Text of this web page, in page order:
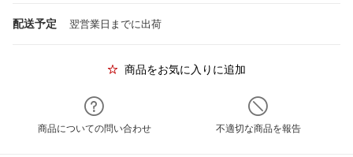
配送予定 翌営業日までに出荷
商品をお気に入りに追加
商品についての問い合わせ 不適切な商品を報告